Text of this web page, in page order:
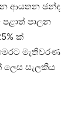
ආයතන ඡන්ද
පාලන
ක්
මැතිවරණ
ලෙස සැලකිය